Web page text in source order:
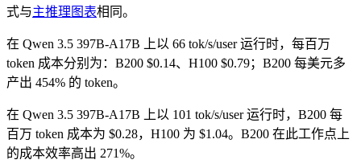
式与主推理图表相同。
在 Qwen 3.5 397B-A17B 上以 66 tok/s/user 运行时，每百万
token 成本分别为：B200 $0.14、H100 $0.79；B200 每美元多
产出 454% 的 token。
在 Qwen 3.5 397B-A17B 上以 101 tok/s/user 运行时，B200 每
百万 token 成本为 $0.28，H100 为 $1.04。B200 在此工作点上
的成本效率高出 271%。